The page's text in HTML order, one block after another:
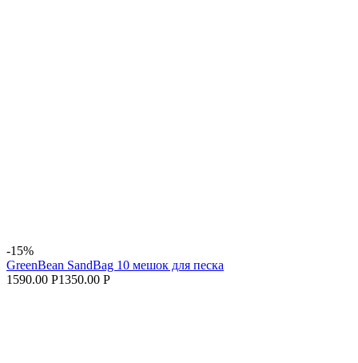
-15%
GreenBean SandBag 10 мешок для песка
1590.00 Р1350.00 Р